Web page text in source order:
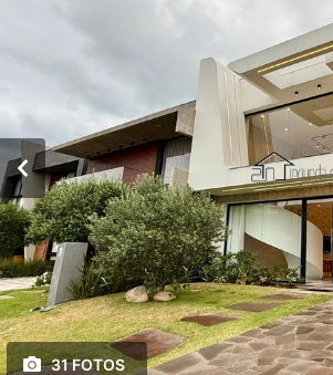
31 FOTOS